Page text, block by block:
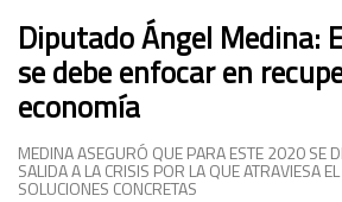
Diputado Ángel Medina:
se debe enfocar en
economía
MEDINA ASEGURÓ QUE PARA ESTE 2020 SE
SALIDA A LA CRISIS POR LA QUE ATRAVIESA
SOLUCIONES CONCRETAS